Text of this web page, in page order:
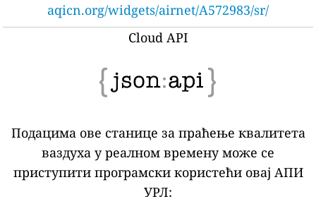
aqicn.org/widgets/airnet/A572983/sr/
Cloud API
Подацима ове станице за праћење квалитета
ваздуха у реалном времену може се
приступити програмски користећи овај АПИ
УРЛ: